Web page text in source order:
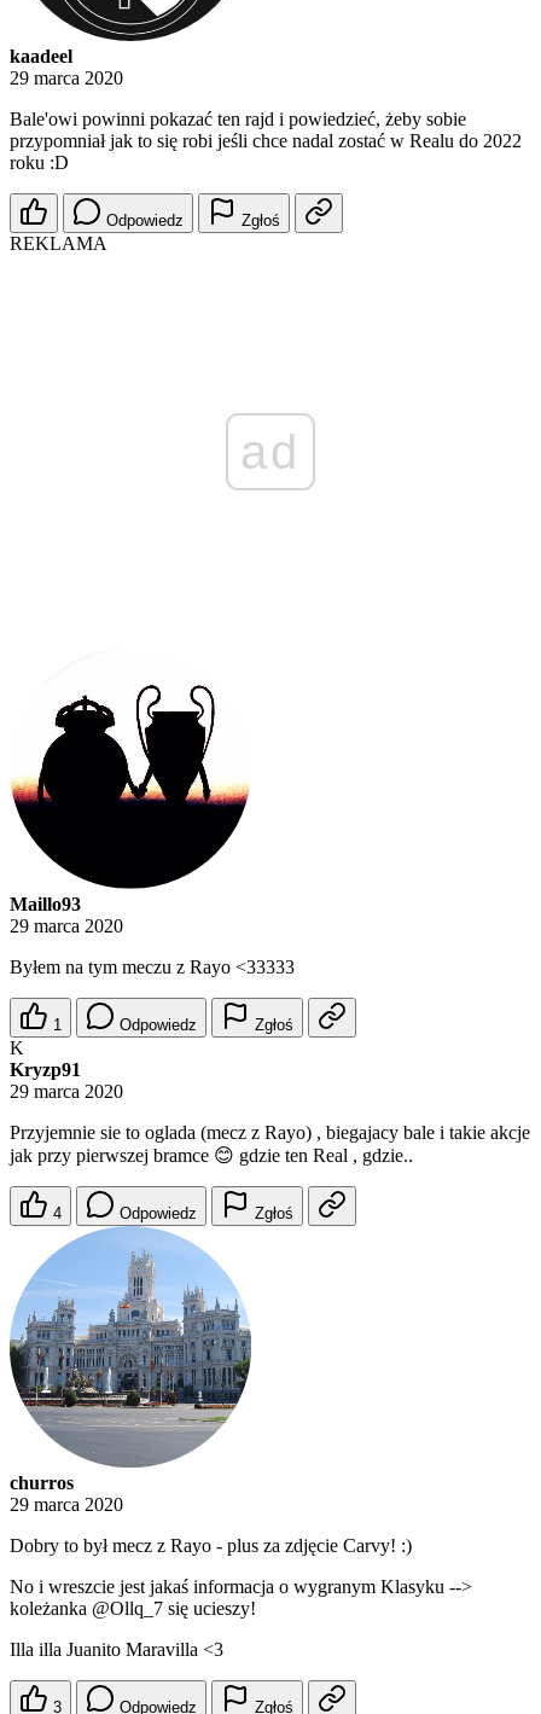
kaadeel
29 marca 2020
Bale'owi powinni pokazać ten rajd i powiedzieć, żeby sobie
przypomniał jak to się robi jeśli chce nadal zostać w Realu do 2022
roku :D
Odpowiedz Zgłoś
REKLAMA
ad
Maillo93
29 marca 2020
Byłem na tym meczu z Rayo <33333
1 Odpowiedz Zgłoś
K
Kryzp91
29 marca 2020
Przyjemnie sie to oglada (mecz z Rayo) , biegajacy bale i takie akcje
jak przy pierwszej bramce 😊 gdzie ten Real , gdzie..
4 Odpowiedz Zgłoś
churros
29 marca 2020
Dobry to był mecz z Rayo - plus za zdjęcie Carvy! :)
No i wreszcie jest jakaś informacja o wygranym Klasyku -->
koleżanka @Ollq_7 się ucieszy!
Illa illa Juanito Maravilla <3
3 Odpowiedz Zgłoś